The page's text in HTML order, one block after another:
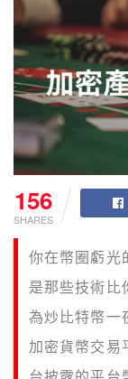
156
SHARES
你在幣圈虧光
是那些技術比
為炒比特幣一
加密貨幣交易